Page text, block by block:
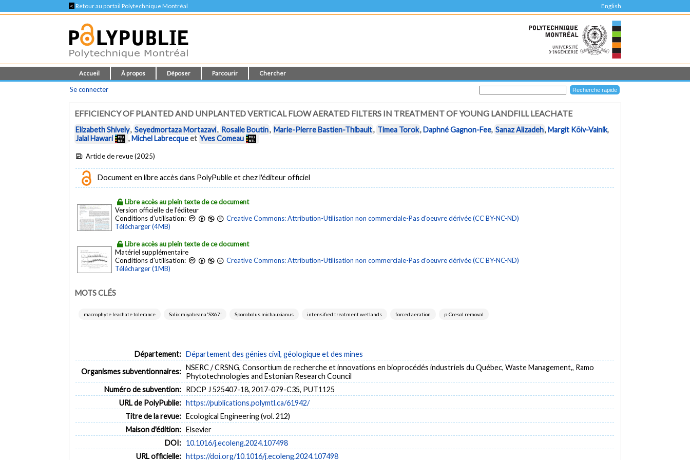
< Retour au portail Polytechnique Montréal English
Accueil À propos Déposer Parcourir Chercher
Se connecter
EFFICIENCY OF PLANTED AND UNPLANTED VERTICAL FLOW AERATED FILTERS IN TREATMENT OF YOUNG LANDFILL LEACHATE
Elizabeth Shively, Seyedmortaza Mortazavi, Rosalie Boutin, Marie-Pierre Bastien-Thibault, Timea Torok,Daphné Gagnon-Fee, Sanaz Alizadeh,Margit Kõiv-Vainik,
Jalal Hawari
,Michel Labrecqueet Yves Comeau
Article de revue (2025)
Document en libre accès dans PolyPublie et chez l'éditeur officiel
Libre accès au plein texte de ce document
Version officielle de l'éditeur
Conditions d'utilisation:
Creative Commons: Attribution-Utilisation non commerciale-Pas d'oeuvre dérivée (CC BY-NC-ND)
Télécharger (4MB)
Libre accès au plein texte de ce document
Matériel supplémentaire
Conditions d'utilisation:
Creative Commons: Attribution-Utilisation non commerciale-Pas d'oeuvre dérivée (CC BY-NC-ND)
Télécharger (1MB)
MOTS CLÉS
macrophyte leachate tolerance Salix miyabeana ‘SX67’ Sporobolus michauxianus intensified treatment wetlands forced aeration p-Cresol removal
Département: Département des génies civil, géologique et des mines
Organismes subventionnaires: NSERC / CRSNG, Consortium de recherche et innovations en bioprocédés industriels du Québec, Waste Management,, Ramo
Phytotechnologies and Estonian Research Council
Numéro de subvention: RDCP J 525407-18, 2017-079-C35, PUT1125
URL de PolyPublie: https://publications.polymtl.ca/61942/
Titre de la revue: Ecological Engineering (vol. 212)
Maison d'édition: Elsevier
DOI: 10.1016/j.ecoleng.2024.107498
URL officielle: https://doi.org/10.1016/j.ecoleng.2024.107498